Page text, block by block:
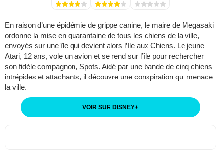
En raison d’une épidémie de grippe canine, le maire de Megasaki
ordonne la mise en quarantaine de tous les chiens de la ville,
envoyés sur une île qui devient alors l’Ile aux Chiens. Le jeune
Atari, 12 ans, vole un avion et se rend sur l’île pour rechercher
son fidèle compagnon, Spots. Aidé par une bande de cinq chiens
intrépides et attachants, il découvre une conspiration qui menace
la ville.
VOIR SUR DISNEY+